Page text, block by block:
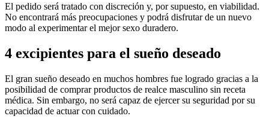
El pedido será tratado con discreción y, por supuesto, en viabilidad.
No encontrará más preocupaciones y podrá disfrutar de un nuevo
modo al experimentar el mejor sexo duradero.
4 excipientes para el sueño deseado
El gran sueño deseado en muchos hombres fue logrado gracias a la
posibilidad de comprar productos de realce masculino sin receta
médica. Sin embargo, no será capaz de ejercer su seguridad por su
capacidad de actuar con cuidado.